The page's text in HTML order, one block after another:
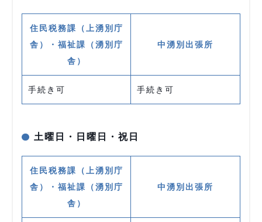
住民税務課（上湧別庁
舎）・福祉課（湧別庁
舎）
中湧別出張所
手続き可 手続き可
土曜日・日曜日・祝日
住民税務課（上湧別庁
舎）・福祉課（湧別庁
舎）
中湧別出張所